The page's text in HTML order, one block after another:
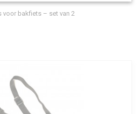
voor bakfiets – set van 2